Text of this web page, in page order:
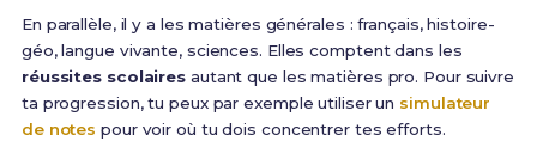
En parallèle, il y a les matières générales : français, histoire-
géo, langue vivante, sciences. Elles comptent dans les
réussites scolaires autant que les matières pro. Pour suivre
ta progression, tu peux par exemple utiliser un simulateur
de notes pour voir où tu dois concentrer tes efforts.